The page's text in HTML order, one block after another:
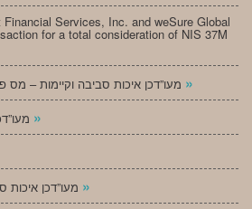
Services, Inc. and weSure Global
for a total consideration of NIS 37M
»
»
»